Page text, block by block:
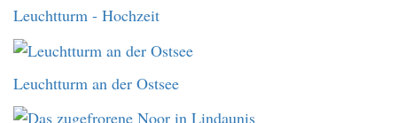
Leuchtturm - Hochzeit
Leuchtturm an der Ostsee